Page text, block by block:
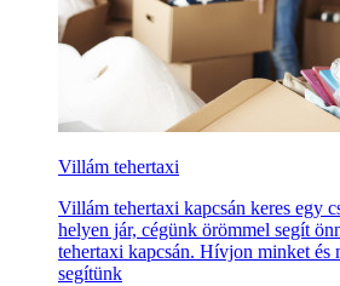
Villám tehertaxi
Villám tehertaxi kapcsán keres egy
helyen jár, cégünk örömmel segít
tehertaxi kapcsán. Hívjon minket és
segítünk